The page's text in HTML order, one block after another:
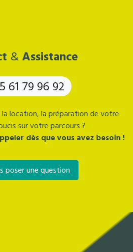
&Assistance
61 79 96 92
location, la préparation de votre
sur votre parcours ?
dès que vous avez besoin !
poser une question